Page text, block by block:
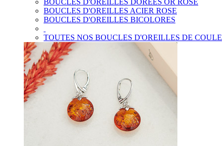
BOUCLES D'OREILLES ACIER ROSE
BOUCLES D'OREILLES BICOLORES
TOUTES NOS BOUCLES D'OREILLES DE